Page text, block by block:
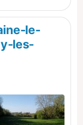
riche mais
Vaux-le-
du parcours
peuvent
le-
les-